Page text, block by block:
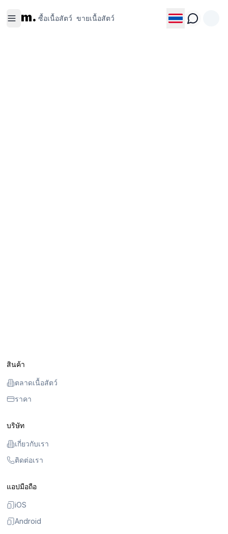
m. ซื้อเนื้อสัตว์ ขายเนื้อสัตว์
สัตว์
สัตว์
สินค้า
ตลาดเนื้อสัตว์
ราคา
บริษัท
เกี่ยวกับเรา
ติดต่อเรา
แอปมือถือ
iOS
Android